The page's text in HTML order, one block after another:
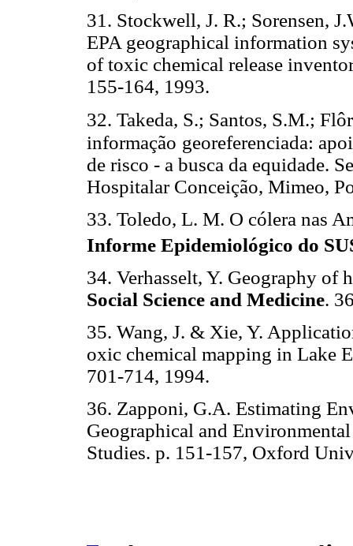
31. Stockwell, J. R.; Sorensen,
EPA geographical information
of toxic chemical release
155-164, 1993.
32. Takeda, S.; Santos, S.M.;
informação georeferenciada:
de risco - a busca da equidade.
Hospitalar Conceição, Mimeo,
33. Toledo, L. M. O cólera nas
Informe Epidemiológico do
34. Verhasselt, Y. Geography of
Social Science and Medicine.
35. Wang, J. & Xie, Y.
oxic chemical mapping in Lake
701-714, 1994.
36. Zapponi, G.A. Estimating
Geographical and
Studies. p. 151-157, Oxford